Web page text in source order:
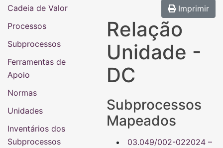
Imprimir
Relação
Unidade -
DC
Subprocessos
Mapeados
03.049/002-022024 –
Cadeia de Valor
Processos
Subprocessos
Ferramentas de
Apoio
Normas
Unidades
Inventários dos
Subprocessos